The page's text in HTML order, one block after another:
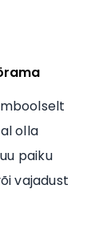
olla
paiku
vajadust